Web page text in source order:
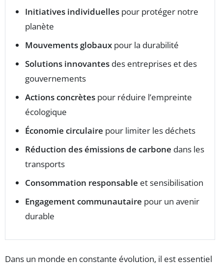
Initiatives individuelles pour protéger notre
planète
Mouvements globaux pour la durabilité
Solutions innovantes des entreprises et des
gouvernements
Actions concrètes pour réduire l’empreinte
écologique
Économie circulaire pour limiter les déchets
Réduction des émissions de carbone dans les
transports
Consommation responsable et sensibilisation
Engagement communautaire pour un avenir
durable
Dans un monde en constante évolution, il est essentiel